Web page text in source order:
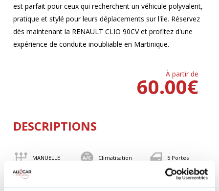
est parfait pour ceux qui recherchent un véhicule polyvalent,
pratique et stylé pour leurs déplacements sur l'île. Réservez
dès maintenant la RENAULT CLIO 90CV et profitez d'une
expérience de conduite inoubliable en Martinique.
À partir de
€
60.00
DESCRIPTIONS
MANUELLE Climatisation 5 Portes
BLUETOOTH 90 CV